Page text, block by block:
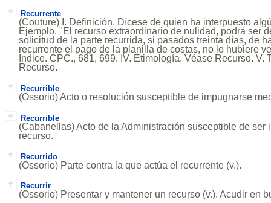
Recurrente
(Couture) I. Definición. Dícese de quien ha interpuesto
Ejemplo. "El recurso extraordinario de nulidad, podrá ser
solicitud de la parte recurrida, si pasados treinta días, de
recurrente el pago de la planilla de costas, no lo hubiere
Indice. CPC., 681, 699. IV. Etimología. Véase Recurso. V.
Recurso.
Recurrible
(Ossorio) Acto o resolución susceptible de impugnarse
Recurrible
(Cabanellas) Acto de la Administración susceptible de ser
recurso.
Recurrido
(Ossorio) Parte contra la que actúa el recurrente (v.).
Recurrir
(Ossorio) Presentar y mantener un recurso (v.). Acudir en